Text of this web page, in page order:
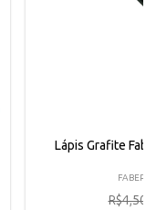
Lápis Grafite
FABER
R$4,50